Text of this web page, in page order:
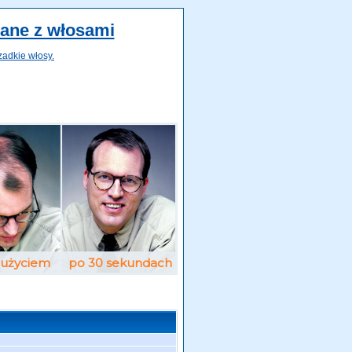
z włosami
włosy.